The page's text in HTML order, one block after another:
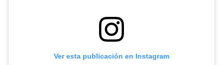
Ver esta publicación en Instagram